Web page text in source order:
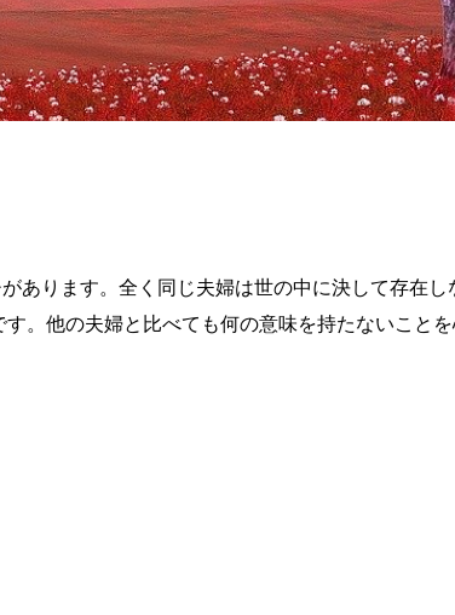
あります。全く同じ夫婦は世の中に決して存在し
。他の夫婦と比べても何の意味を持たないことを